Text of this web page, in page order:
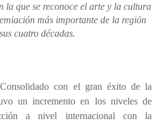
la que se reconoce el arte y la cultura
más importante de la región
cuatro décadas.
Consolidado con el gran éxito de la
un incremento en los niveles de
a nivel internacional con la